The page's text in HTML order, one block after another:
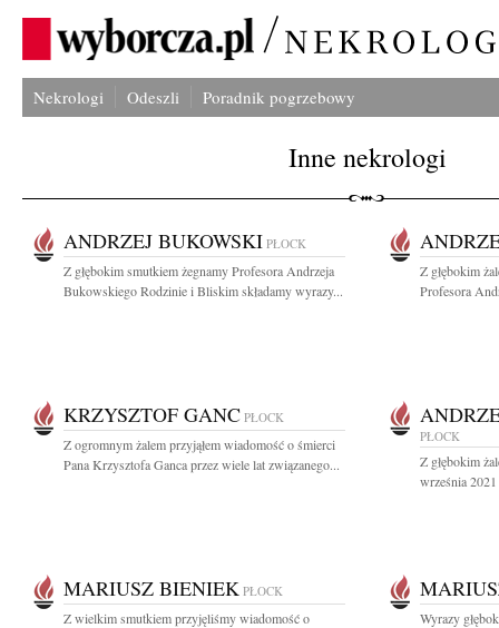
Nekrologi Odeszli Poradnik pogrzebowy
Inne nekrologi
ANDRZEJ BUKOWSKI PŁOCK
Z głębokim smutkiem żegnamy Profesora Andrzeja
Bukowskiego Rodzinie i Bliskim składamy wyrazy...
Z głębokim
Profesora
KRZYSZTOF GANC PŁOCK
Z ogromnym żalem przyjąłem wiadomość o śmierci
Pana Krzysztofa Ganca przez wiele lat związanego...
PŁOCK
Z głębokim
września
MARIUSZ BIENIEK PŁOCK
Z wielkim smutkiem przyjęliśmy wiadomość o
Wyrazy